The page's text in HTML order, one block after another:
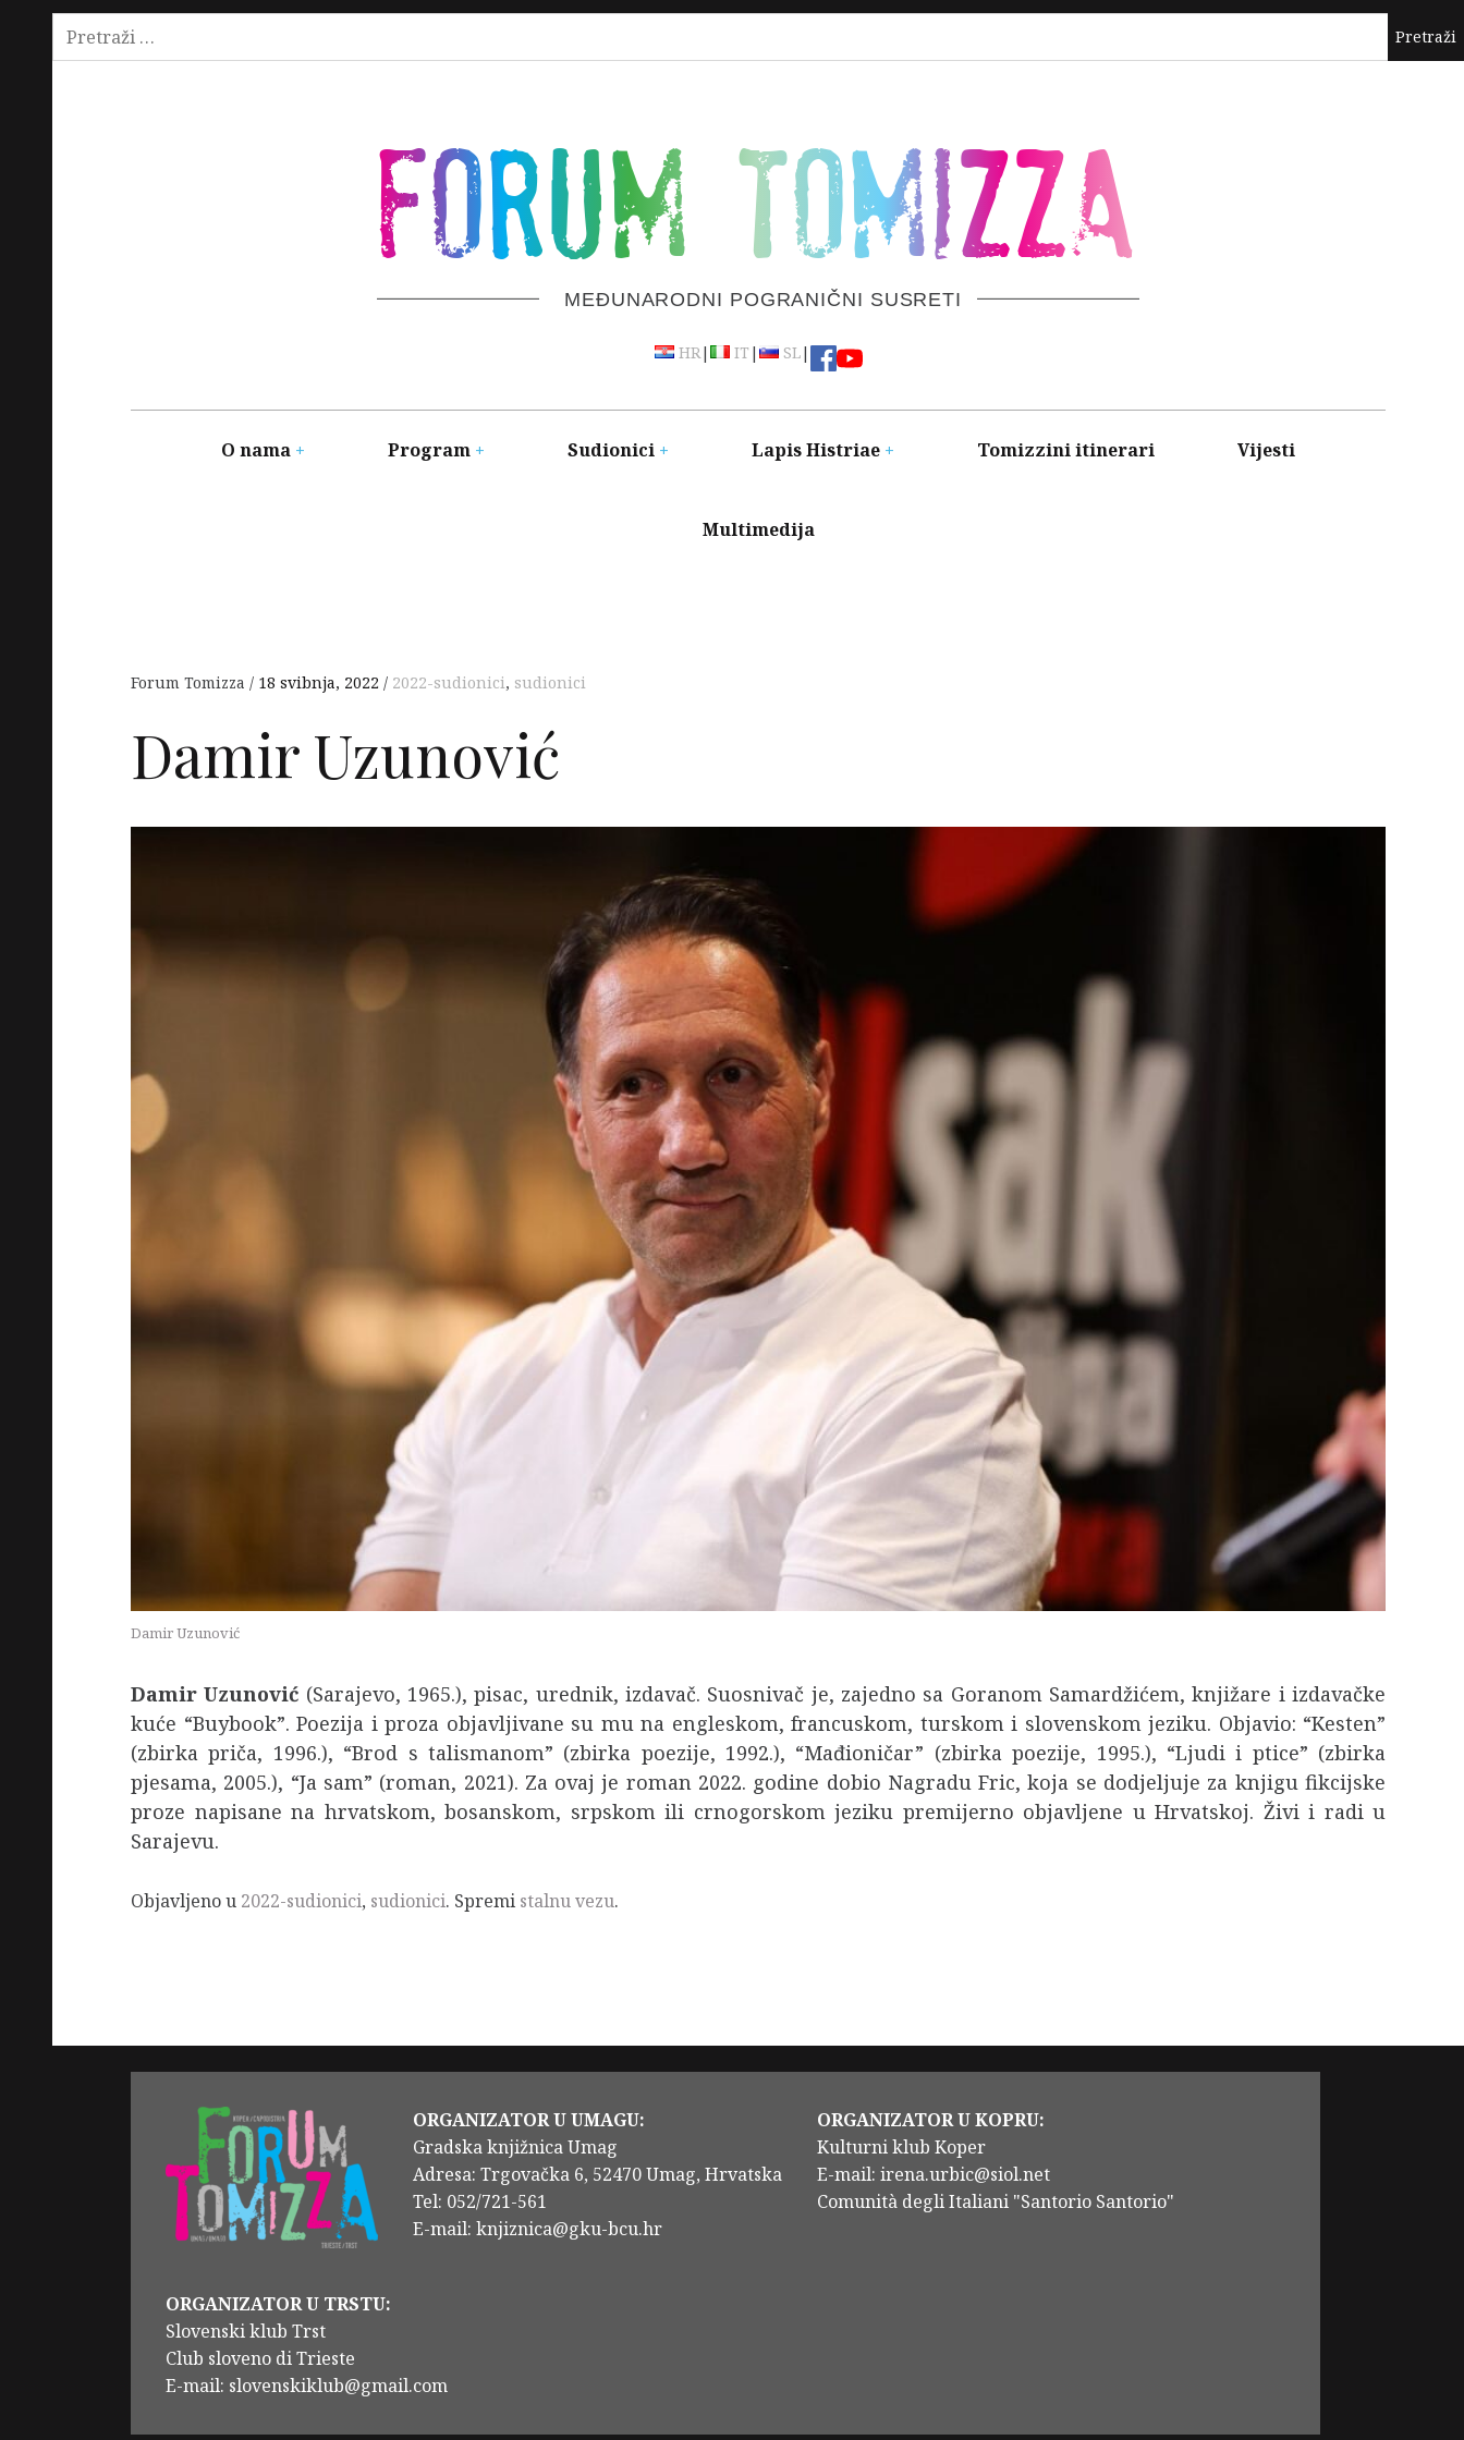
Pretraži:
Skip
FORUM TOMIZZA
MEĐUNARODNI POGRANIČNI SUSRETI
HR| IT | SL|
O nama Program Sudionici Lapis Histriae Tomizzini itinerari Vijesti
Multimedija
Forum Tomizza 18 svibnja, 2022 2022-sudionici, sudionici
Damir Uzunović
Damir Uzunović
Damir Uzunović (Sarajevo, 1965.), pisac, urednik, izdavač. Suosnivač je, zajedno sa Goranom Samardžićem, knjižare i izdavačke
kuće “Buybook”. Poezija i proza objavljivane su mu na engleskom, francuskom, turskom i slovenskom jeziku. Objavio: “Kesten”
(zbirka priča, 1996.), “Brod s talismanom” (zbirka poezije, 1992.), “Mađioničar” (zbirka poezije, 1995.), “Ljudi i ptice” (zbirka
pjesama, 2005.), “Ja sam” (roman, 2021). Za ovaj je roman 2022. godine dobio Nagradu Fric, koja se dodjeljuje za knjigu fikcijske
proze napisane na hrvatskom, bosanskom, srpskom ili crnogorskom jeziku premijerno objavljene u Hrvatskoj. Živi i radi u
Sarajevu.
Objavljeno u 2022-sudionici, sudionici. Spremi stalnu vezu.
ORGANIZATOR U UMAGU:
Gradska knjižnica Umag
Adresa: Trgovačka 6, 52470 Umag, Hrvatska
Tel: 052/721-561
E-mail: knjiznica@gku-bcu.hr
ORGANIZATOR U KOPRU:
Kulturni klub Koper
E-mail: irena.urbic@siol.net
Comunità degli Italiani "Santorio Santorio"
ORGANIZATOR U TRSTU:
Slovenski klub Trst
Club sloveno di Trieste
E-mail: slovenskiklub@gmail.com